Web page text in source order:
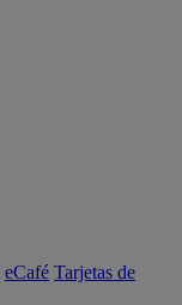
eCafé Tarjetas de